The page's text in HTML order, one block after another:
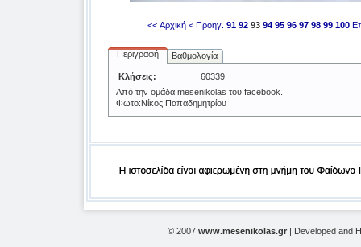
<< Αρχική < Προηγ. 91 92 93 94 95 96 97 98 99 100
Περιγραφή Βαθμολογία
Κλήσεις:
60339
Από την ομάδα mesenikolas του facebook.
Φωτο:Νίκος Παπαδημητρίου
© 2007 www.mesenikolas.gr | Developed and